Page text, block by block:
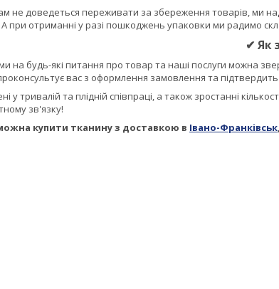
не доведеться переживати за збереження товарів, ми
при отриманні у разі пошкоджень упаковки ми радимо
✔ Як
на будь-які питання про товар та наші послуги можна
вас з оформлення замовлення та
у тривалій та плідній співпраці, а також зростанні
зв'язку!
купити тканину з доставкою в Івано-Франківськ,